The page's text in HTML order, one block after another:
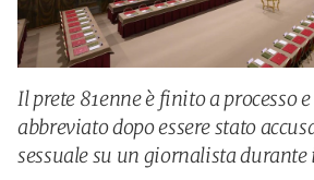
Il prete 81enne è finito a processo
abbreviato dopo essere stato
sessuale su un giornalista durante